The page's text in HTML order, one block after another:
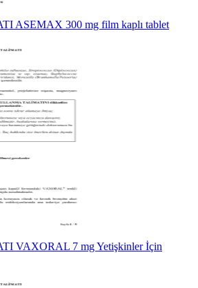
ASEMAX 300 mg film kaplı tablet
VAXORAL 7 mg Yetişkinler İçin